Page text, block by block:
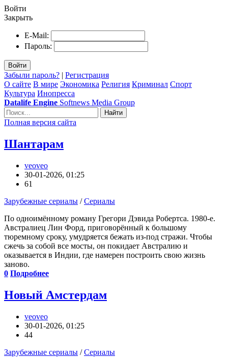
Войти
Закрыть
E-Mail:
Пароль:
Войти
Забыли пароль? | Регистрация
О сайте В мире Экономика Религия Криминал Спорт
Культура Инопресса
Datalife Engine Softnews Media Group
Найти
Полная версия сайта
Шантарам
veoveo
30-01-2026, 01:25
61
Зарубежные сериалы /Сериалы
По одноимённому роману Грегори Дэвида Робертса. 1980-е.
Австралиец Лин Форд, приговорённый к большому
тюремному сроку, умудряется бежать из-под стражи. Чтобы
сжечь за собой все мосты, он покидает Австралию и
оказывается в Индии, где намерен построить свою жизнь
заново.
0 Подробнее
Новый Амстердам
veoveo
30-01-2026, 01:25
44
Зарубежные сериалы /Сериалы